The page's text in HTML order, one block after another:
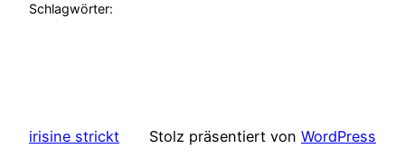
Schlagwörter:
irisine strickt Stolz präsentiert von WordPress